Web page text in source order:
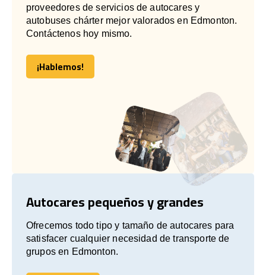
proveedores de servicios de autocares y
autobuses chárter mejor valorados en Edmonton.
Contáctenos hoy mismo.
¡Hablemos!
¡Hablemos!
Autocares pequeños y grandes
Ofrecemos todo tipo y tamaño de autocares para
satisfacer cualquier necesidad de transporte de
grupos en Edmonton.